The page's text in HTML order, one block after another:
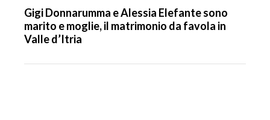
Gigi Donnarumma e Alessia Elefante sono
marito e moglie, il matrimonio da favola in
Valle d’Itria